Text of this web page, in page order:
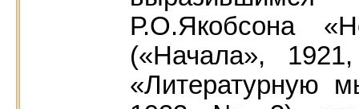
Р.О.Якобсона
(«Начала»,
«Литературную